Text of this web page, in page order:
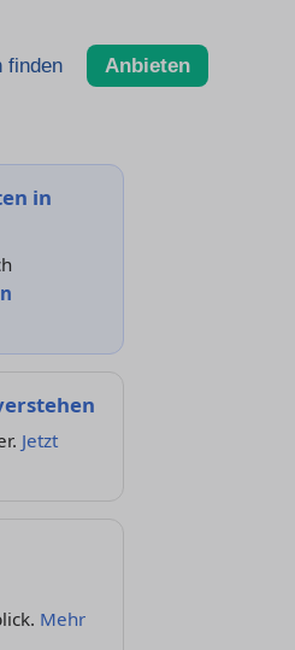
finden Anbieten
in
Jetzt
Mehr